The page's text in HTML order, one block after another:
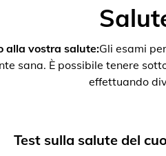
alla vostra salute:Gli esami
sana. È possibile tenere
effettuando
Test sulla salute del